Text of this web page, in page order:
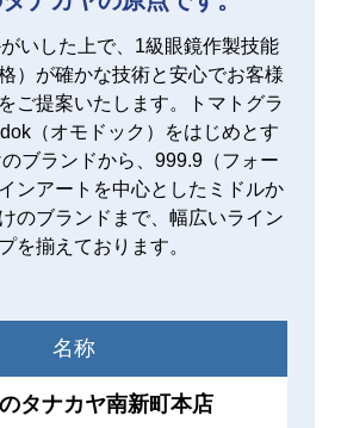
名称
タナカヤ南新町本店
いした上で、1級眼鏡作製技能
）が確かな技術と安心でお客様
ご提案いたします。トマトグラ
（オモドック）をはじめとす
ブランドから、999.9（フォー
ンアートを中心としたミドルか
のブランドまで、幅広いライン
を揃えております。